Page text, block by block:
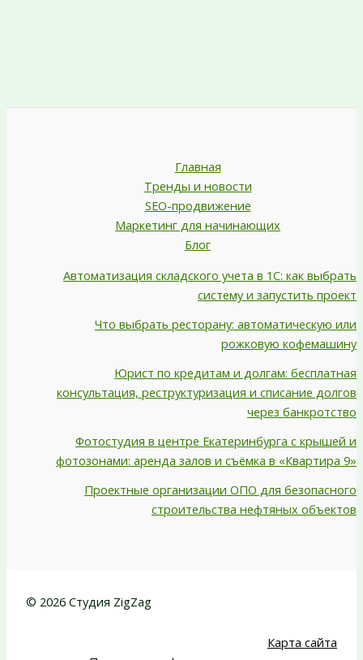
Главная
Тренды и новости
SEO-продвижение
Маркетинг для начинающих
Блог
Автоматизация складского учета в 1С: как выбрать
систему и запустить проект
Что выбрать ресторану: автоматическую или
рожковую кофемашину
Юрист по кредитам и долгам: бесплатная
консультация, реструктуризация и списание долгов
через банкротство
Фотостудия в центре Екатеринбурга с крышей и
фотозонами: аренда залов и съёмка в «Квартира 9»
Проектные организации ОПО для безопасного
строительства нефтяных объектов
© 2026 Студия ZigZag
Карта сайта